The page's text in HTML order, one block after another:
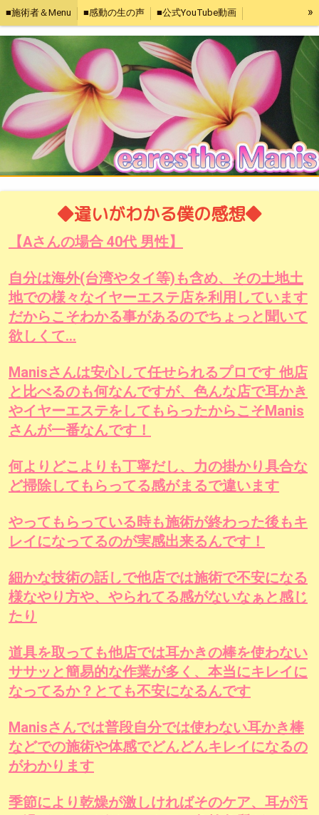
■施術者＆Menu ■感動の生の声 ■公式YouTube動画
■Home【Manis】
»
◆違いがわかる僕の感想◆
【Aさんの場合 40代 男性】
自分は海外(台湾やタイ等)も含め、その土地土
地での様々なイヤーエステ店を利用しています
だからこそわかる事があるのでちょっと聞いて
欲しくて…
Manisさんは安心して任せられるプロです 他店
と比べるのも何なんですが、色んな店で耳かき
やイヤーエステをしてもらったからこそManis
さんが一番なんです！
何よりどこよりも丁寧だし、力の掛かり具合な
ど掃除してもらってる感がまるで違います
やってもらっている時も施術が終わった後もキ
レイになってるのが実感出来るんです！
細かな技術の話しで他店では施術で不安になる
様なやり方や、やられてる感がないなぁと感じ
たり
道具を取っても他店では耳かきの棒を使わない
ササッと簡易的な作業が多く、本当にキレイに
なってるか？とても不安になるんです
Manisさんでは普段自分では使わない耳かき棒
などでの施術や体感でどんどんキレイになるの
がわかります
季節により乾燥が激しければそのケア、耳が汚